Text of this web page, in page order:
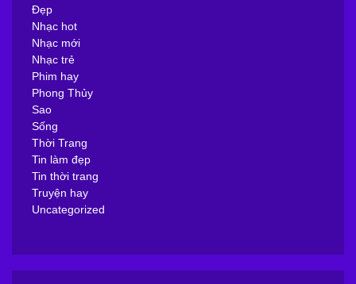
Đẹp
Nhạc hot
Nhạc mới
Nhạc trẻ
Phim hay
Phong Thủy
Sao
Sống
Thời Trang
Tin làm đẹp
Tin thời trang
Truyện hay
Uncategorized